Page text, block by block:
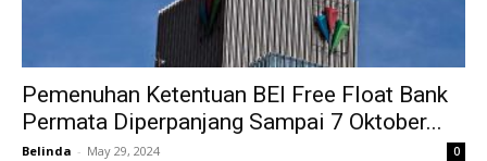
Pemenuhan Ketentuan BEI Free Float Bank
Permata Diperpanjang Sampai 7 Oktober...
Belinda - May 29, 2024 0